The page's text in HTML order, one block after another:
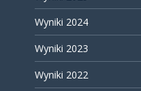
Wyniki 2024
Wyniki 2023
Wyniki 2022